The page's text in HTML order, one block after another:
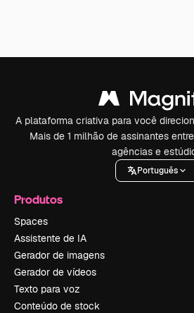
A plataforma criativa para você
Mais de 1 milhão de assinantes
agências e
Português
Produtos
Spaces
Assistente de IA
Gerador de imagens
Gerador de vídeos
Texto para voz
Conteúdo de stock